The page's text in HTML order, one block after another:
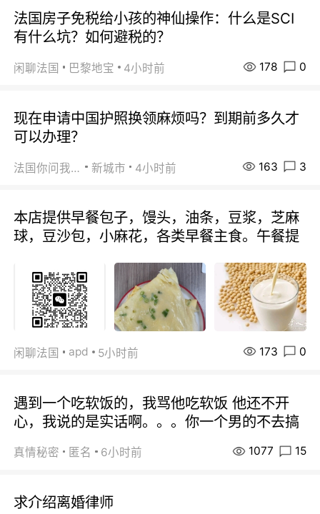
法国房子免税给小孩的神仙操作：什么是SCI
有什么坑？如何避税的？
闲聊法国 巴黎地宝 4小时前 178 0
现在申请中国护照换领麻烦吗？到期前多久才
可以办理？
法国你问我答 新城市 4小时前 163 3
本店提供早餐包子，馒头，油条，豆浆，芝麻
球，豆沙包，小麻花，各类早餐主食。午餐提
闲聊法国 apd 5小时前 173 0
遇到一个吃软饭的，我骂他吃软饭 他还不开
心，我说的是实话啊。。。你一个男的不去搞
真情秘密 匿名 6小时前 1077 15
求介绍离婚律师